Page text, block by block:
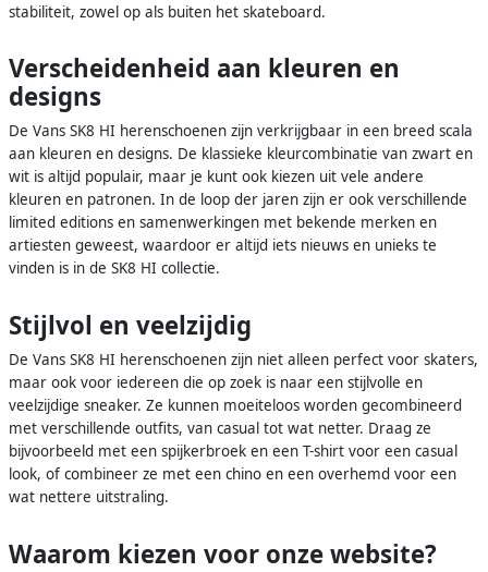
stabiliteit, zowel op als buiten het skateboard.
Verscheidenheid aan kleuren en
designs
De Vans SK8 HI herenschoenen zijn verkrijgbaar in een breed scala
aan kleuren en designs. De klassieke kleurcombinatie van zwart en
wit is altijd populair, maar je kunt ook kiezen uit vele andere
kleuren en patronen. In de loop der jaren zijn er ook verschillende
limited editions en samenwerkingen met bekende merken en
artiesten geweest, waardoor er altijd iets nieuws en unieks te
vinden is in de SK8 HI collectie.
Stijlvol en veelzijdig
De Vans SK8 HI herenschoenen zijn niet alleen perfect voor skaters,
maar ook voor iedereen die op zoek is naar een stijlvolle en
veelzijdige sneaker. Ze kunnen moeiteloos worden gecombineerd
met verschillende outfits, van casual tot wat netter. Draag ze
bijvoorbeeld met een spijkerbroek en een T-shirt voor een casual
look, of combineer ze met een chino en een overhemd voor een
wat nettere uitstraling.
Waarom kiezen voor onze website?